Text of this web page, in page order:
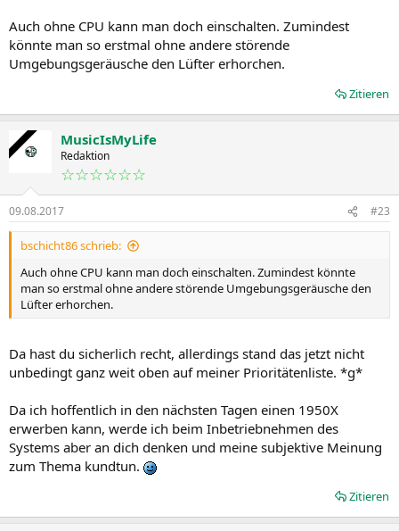
Auch ohne CPU kann man doch einschalten. Zumindest
könnte man so erstmal ohne andere störende
Umgebungsgeräusche den Lüfter erhorchen.
Zitieren
MusicIsMyLife
Redaktion
☆☆☆☆☆☆
09.08.2017 #23
bschicht86 schrieb:
Auch ohne CPU kann man doch einschalten. Zumindest könnte
man so erstmal ohne andere störende Umgebungsgeräusche den
Lüfter erhorchen.
Da hast du sicherlich recht, allerdings stand das jetzt nicht
unbedingt ganz weit oben auf meiner Prioritätenliste. *g*
Da ich hoffentlich in den nächsten Tagen einen 1950X
erwerben kann, werde ich beim Inbetriebnehmen des
Systems aber an dich denken und meine subjektive Meinung
zum Thema kundtun.
Zitieren